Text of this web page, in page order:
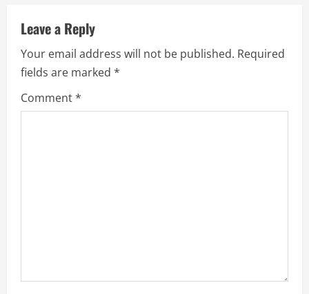
e
R
e
Leave a Reply
Your email address will not be published. Required
fields are marked *
Comment*